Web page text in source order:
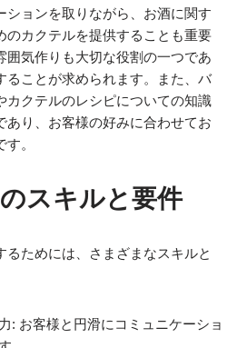
ションを取りながら、お酒に関す
のカクテルを提供することも重要
囲気作りも大切な役割の一つであ
ることが求められます。また、バ
カクテルのレシピについての知識
あり、お客様の好みに合わせてお
。
スキルと要件
ためには、さまざまなスキルと
: お客様と円滑にコミュニケーショ